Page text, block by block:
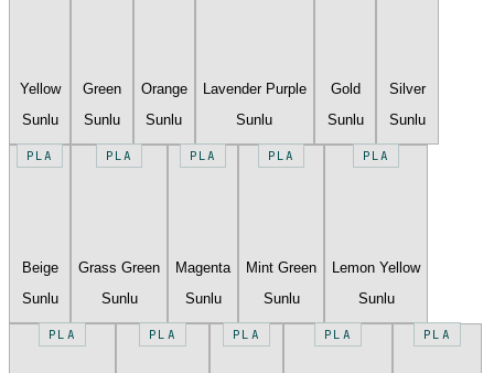
Yellow
Sunlu
Green
Sunlu
Orange
Sunlu
Lavender Purple
Sunlu
Gold
Sunlu
Silver
Sunlu
PLA
Beige
Sunlu
PLA
Grass Green
Sunlu
PLA
Magenta
Sunlu
PLA
Mint Green
Sunlu
PLA
Lemon Yellow
Sunlu
PLA PLA PLA PLA PLA